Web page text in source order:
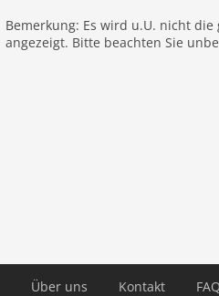
Bemerkung: Es wird u.U. nicht die
angezeigt. Bitte beachten Sie
Über uns Kontakt FAQ